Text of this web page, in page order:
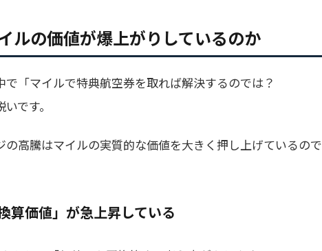
ルの価値が爆上がりしているのか
で「マイルで特典航空券を取れば解決するのでは？
です。
の高騰はマイルの実質的な価値を大きく押し上げているので
算価値」が急上昇している